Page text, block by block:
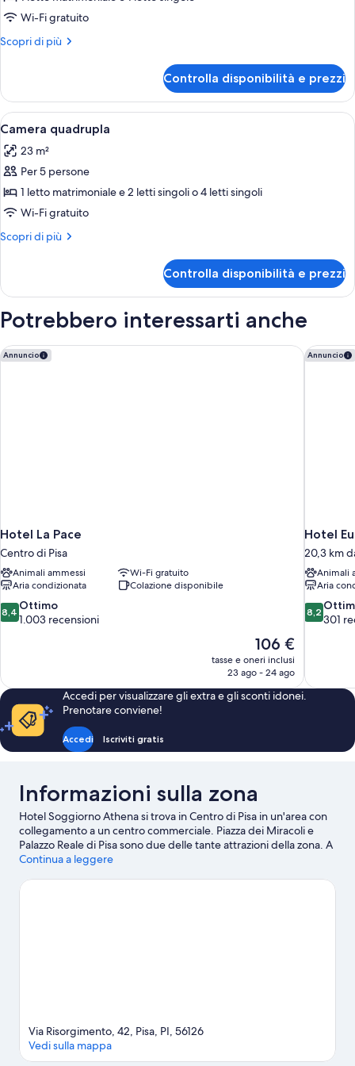
Camera
tripla
Wi-Fi gratuito
Scopri di più
Altri
tripla
Controlla disponibilità e prezzi
Apri
tutte
le
foto
per
Camera
quadrupla
Una camera da letto con un letto,
12
Camera quadrupla
23 m²
Per 5 persone
1 letto matrimoniale e 2 letti singoli o 4 letti singoli
Wi-Fi gratuito
Scopri di più
Altri
quadrupla
Controlla disponibilità e prezzi
Potrebbero interessarti anche
Annuncio
Hotel La Pace
Centro di Pisa
Animali ammessi
Wi-Fi gratuito
Aria condizionata
Colazione disponibile
8.4
su
recensioni
8,4 Ottimo
1.003 recensioni
Il
prezzo
attuale
106 €
106 €
tasse e oneri inclusi
23 ago - 24 ago
Hotel La Pace Annuncio
Hotel
20,3 km
Animali
Aria
8.2
su
recensioni
8,2
301
Hotel
Accedi per visualizzare gli extra e gli sconti idonei.
Prenotare conviene!
Accedi Iscriviti gratis
Informazioni sulla zona
Hotel Soggiorno Athena si trova in Centro di Pisa in un'area con
collegamento a un centro commerciale. Piazza dei Miracoli e
Palazzo Reale di Pisa sono due delle tante attrazioni della zona. A
livello naturalistico, spicca invece Orto Botanico di Pisa. Chiesa di
Vai alla guida turistica di Pisa
Continua a leggere
Via Risorgimento, 42, Pisa, PI, 56126
Vedi sulla mappa